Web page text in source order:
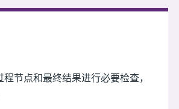
节点和最终结果进行必要检查，